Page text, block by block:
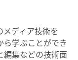
ディア技術を
学ぶことができ
編集などの技術面